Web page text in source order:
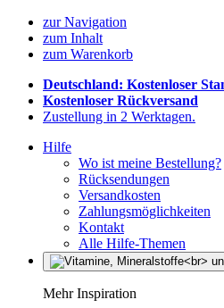
zur Navigation
zum Inhalt
zum Warenkorb
Deutschland: Kostenloser
Kostenloser Rückversand
Zustellung in 2 Werktagen.
Hilfe
Wo ist meine Bestellung?
Rücksendungen
Versandkosten
Zahlungsmöglichkeiten
Kontakt
Alle Hilfe-Themen
Mehr Inspiration